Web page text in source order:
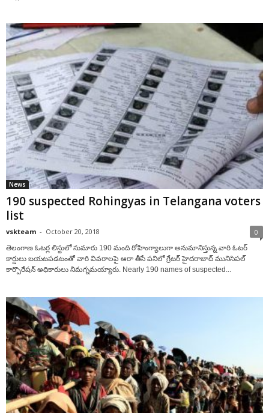
News
190 suspected Rohingyas in Telangana voters
list
vskteam - October 20, 2018 0
తెలంగాణ ఓటర్ల లిస్టులో సుమారు 190 మంది రోహింగ్యాలుగా అనుమానిస్తున్న వారి ఓటర్
కార్డులు బయటపడటంతో వారి వివరాలపై ఆరా తీసే పనిలో గ్రేటర్ హైదరాబాద్ మునిసిపల్
కార్పొరేషన్ అధికారులు నిమగ్నమయ్యారు. Nearly 190 names of suspected...